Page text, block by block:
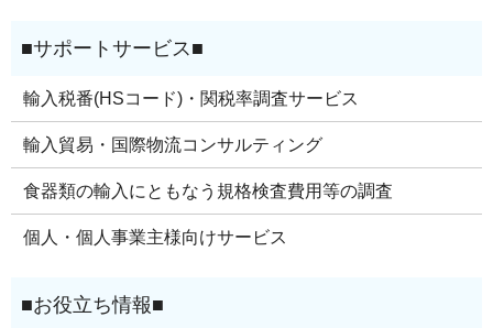
輸入税番(HSコード)・関税率調査サービス
輸入貿易・国際物流コンサルティング
食器類の輸入にともなう規格検査費用等の調査
個人・個人事業主様向けサービス